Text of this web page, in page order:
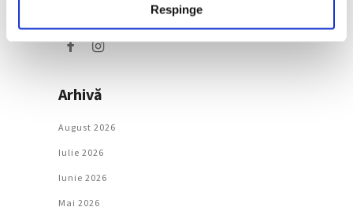
Respinge
Urmăreşte-ne pe
Arhivă
August 2026
Iulie 2026
Iunie 2026
Mai 2026